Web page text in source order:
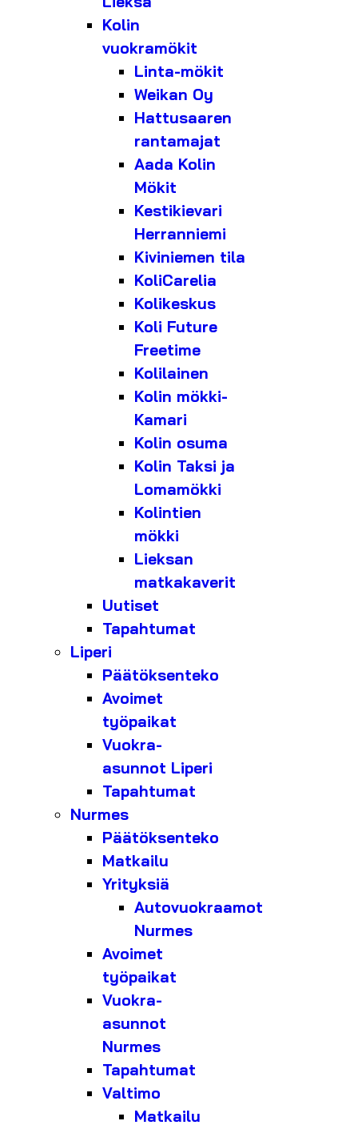
Kolin
vuokramökit
Linta-mökit
Weikan Oy
Hattusaaren
rantamajat
Aada Kolin
Mökit
Kestikievari
Herranniemi
Kiviniemen tila
KoliCarelia
Kolikeskus
Koli Future
Freetime
Kolilainen
Kolin mökki-
Kamari
Kolin osuma
Kolin Taksi ja
Lomamökki
Kolintien
mökki
Lieksan
matkakaverit
Uutiset
Tapahtumat
Liperi
Päätöksenteko
Avoimet
työpaikat
Vuokra-
asunnot Liperi
Tapahtumat
Nurmes
Päätöksenteko
Matkailu
Yrityksiä
Autovuokraamot
Nurmes
Avoimet
työpaikat
Vuokra-
asunnot
Nurmes
Tapahtumat
Valtimo
Matkailu